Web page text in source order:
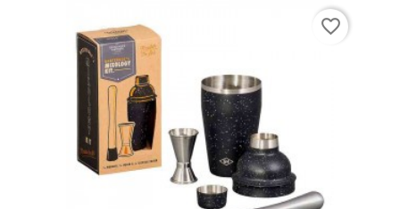
favorite_border